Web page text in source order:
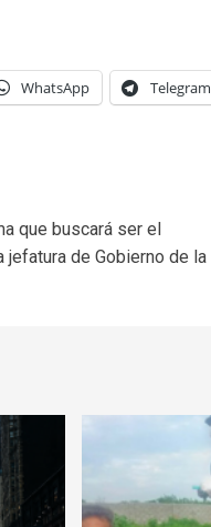
WhatsApp Telegram
que buscará ser el
jefatura de Gobierno de la